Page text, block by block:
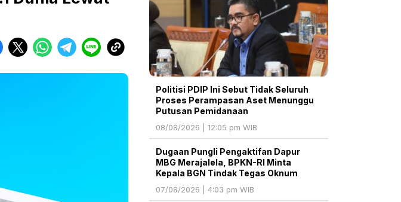
Politisi PDIP Ini Sebut Tidak Seluruh
Proses Perampasan Aset Menunggu
Putusan Pemidanaan
08/08/2026 | 12:05 pm WIB
Dugaan Pungli Pengaktifan Dapur
MBG Merajalela, BPKN-RI Minta
Kepala BGN Tindak Tegas Oknum
07/08/2026 | 4:03 pm WIB